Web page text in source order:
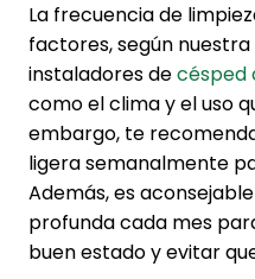
La frecuencia de
factores, según
instaladores decésped
como el clima y el uso
embargo, te
ligera semanalmente
Además, es
profunda cada mes
buen estado y evitar